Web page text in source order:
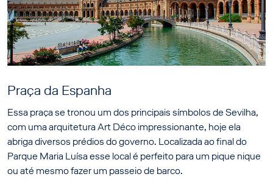
Praça da Espanha
Essa praça se tronou um dos principais símbolos de Sevilha,
com uma arquitetura Art Déco impressionante, hoje ela
abriga diversos prédios do governo. Localizada ao final do
Parque Maria Luísa esse local é perfeito para um pique nique
ou até mesmo fazer um passeio de barco.